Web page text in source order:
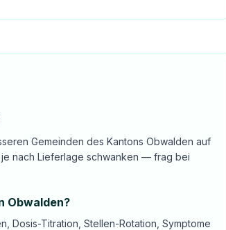
Gemeinden des Kantons Obwalden auf
nach Lieferlage schwanken — frag bei
Obwalden?
Dosis-Titration, Stellen-Rotation, Symptome